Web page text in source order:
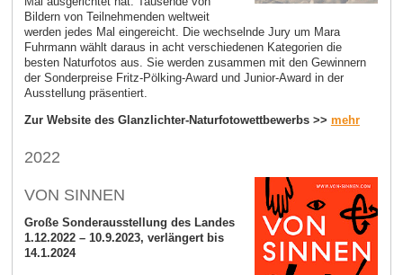
Bildern von Teilnehmenden weltweit
werden jedes Mal eingereicht. Die wechselnde Jury um Mara
Fuhrmann wählt daraus in acht verschiedenen Kategorien die
besten Naturfotos aus. Sie werden zusammen mit den Gewinnern
der Sonderpreise Fritz-Pölking-Award und Junior-Award in der
Ausstellung präsentiert.
Zur Website des Glanzlichter-Naturfotowettbewerbs >> mehr
2022
VON SINNEN
Große Sonderausstellung des Landes
1.12.2022 – 10.9.2023, verlängert bis
14.1.2024